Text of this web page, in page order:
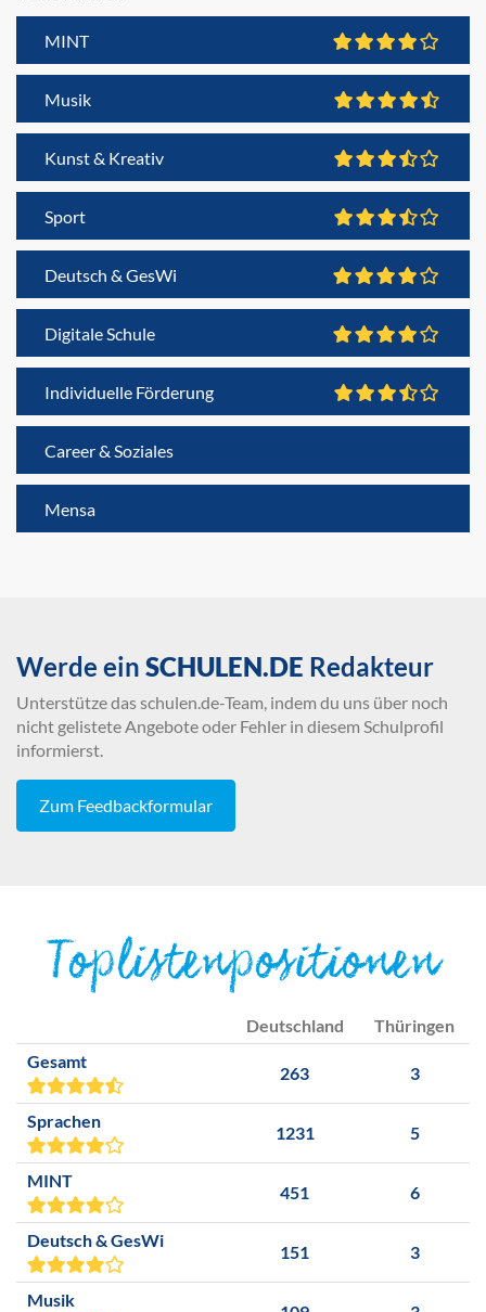
MINT
Musik
Kunst & Kreativ
Sport
Deutsch & GesWi
Digitale Schule
Individuelle Förderung
Career & Soziales
Mensa
Werde ein SCHULEN.DE Redakteur
Unterstütze das schulen.de-Team, indem du uns über noch
nicht gelistete Angebote oder Fehler in diesem Schulprofil
informierst.
Zum Feedbackformular
Toplistenpositionen
Deutschland
Thüringen
Gesamt
263 3
Sprachen
1231 5
MINT
451 6
Deutsch & GesWi
151 3
Musik